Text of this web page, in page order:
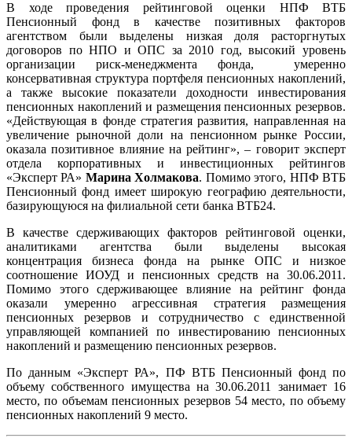
В ходе проведения рейтинговой оценки НПФ ВТБ
Пенсионный фонд в качестве позитивных факторов
агентством были выделены низкая доля расторгнутых
договоров по НПО и ОПС за 2010 год, высокий уровень
организации риск-менеджмента фонда, умеренно
консервативная структура портфеля пенсионных накоплений,
а также высокие показатели доходности инвестирования
пенсионных накоплений и размещения пенсионных резервов.
«Действующая в фонде стратегия развития, направленная на
увеличение рыночной доли на пенсионном рынке России,
оказала позитивное влияние на рейтинг», – говорит эксперт
отдела корпоративных и инвестиционных рейтингов
«Эксперт РА» Марина Холмакова. Помимо этого, НПФ ВТБ
Пенсионный фонд имеет широкую географию деятельности,
базирующуюся на филиальной сети банка ВТБ24.
В качестве сдерживающих факторов рейтинговой оценки,
аналитиками агентства были выделены высокая
концентрация бизнеса фонда на рынке ОПС и низкое
соотношение ИОУД и пенсионных средств на 30.06.2011.
Помимо этого сдерживающее влияние на рейтинг фонда
оказали умеренно агрессивная стратегия размещения
пенсионных резервов и сотрудничество с единственной
управляющей компанией по инвестированию пенсионных
накоплений и размещению пенсионных резервов.
По данным «Эксперт РА», ПФ ВТБ Пенсионный фонд по
объему собственного имущества на 30.06.2011 занимает 16
место, по объемам пенсионных резервов 54 место, по объему
пенсионных накоплений 9 место.